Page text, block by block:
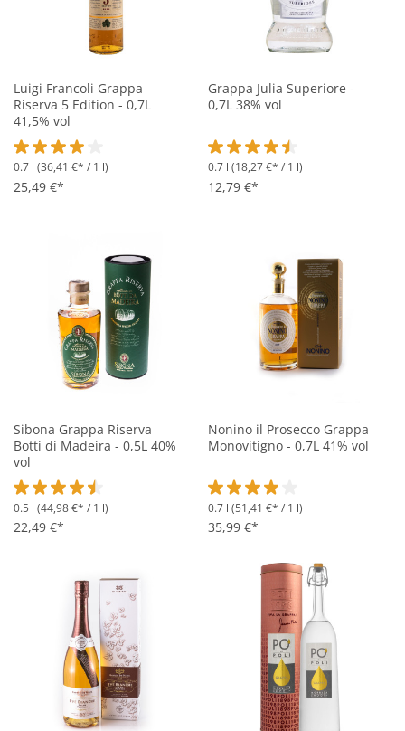
Luigi Francoli Grappa
Riserva 5 Edition - 0,7L
41,5% vol
Durchschnittliche Bewertung von 4 von 5 Sternen
0.7 l (36,41 €* / 1 l)
25,49 €*
Grappa Julia Superiore -
0,7L 38% vol
Durchschnittliche Bewertung
0.7 l (18,27 €* / 1 l)
12,79 €*
Sibona Grappa Riserva
Botti di Madeira - 0,5L 40%
vol
Durchschnittliche Bewertung von 4.6 von 5 Sternen
0.5 l (44,98 €* / 1 l)
22,49 €*
Nonino il Prosecco Grappa
Monovitigno - 0,7L 41% vol
Durchschnittliche Bewertung
0.7 l (51,41 €* / 1 l)
35,99 €*